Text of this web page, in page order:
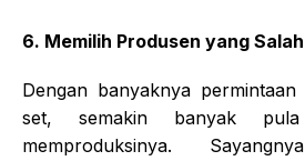
6. Memilih Produsen yang Salah
Dengan banyaknya
set, semakin banyak
memproduksinya.